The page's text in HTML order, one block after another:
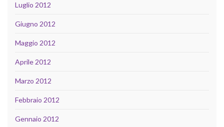
Luglio 2012
Giugno 2012
Maggio 2012
Aprile 2012
Marzo 2012
Febbraio 2012
Gennaio 2012